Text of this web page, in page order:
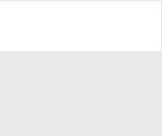
Quinto al
di